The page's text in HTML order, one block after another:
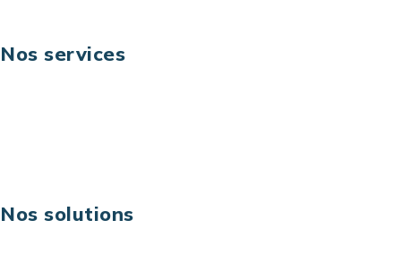
Nos services
Nos solutions